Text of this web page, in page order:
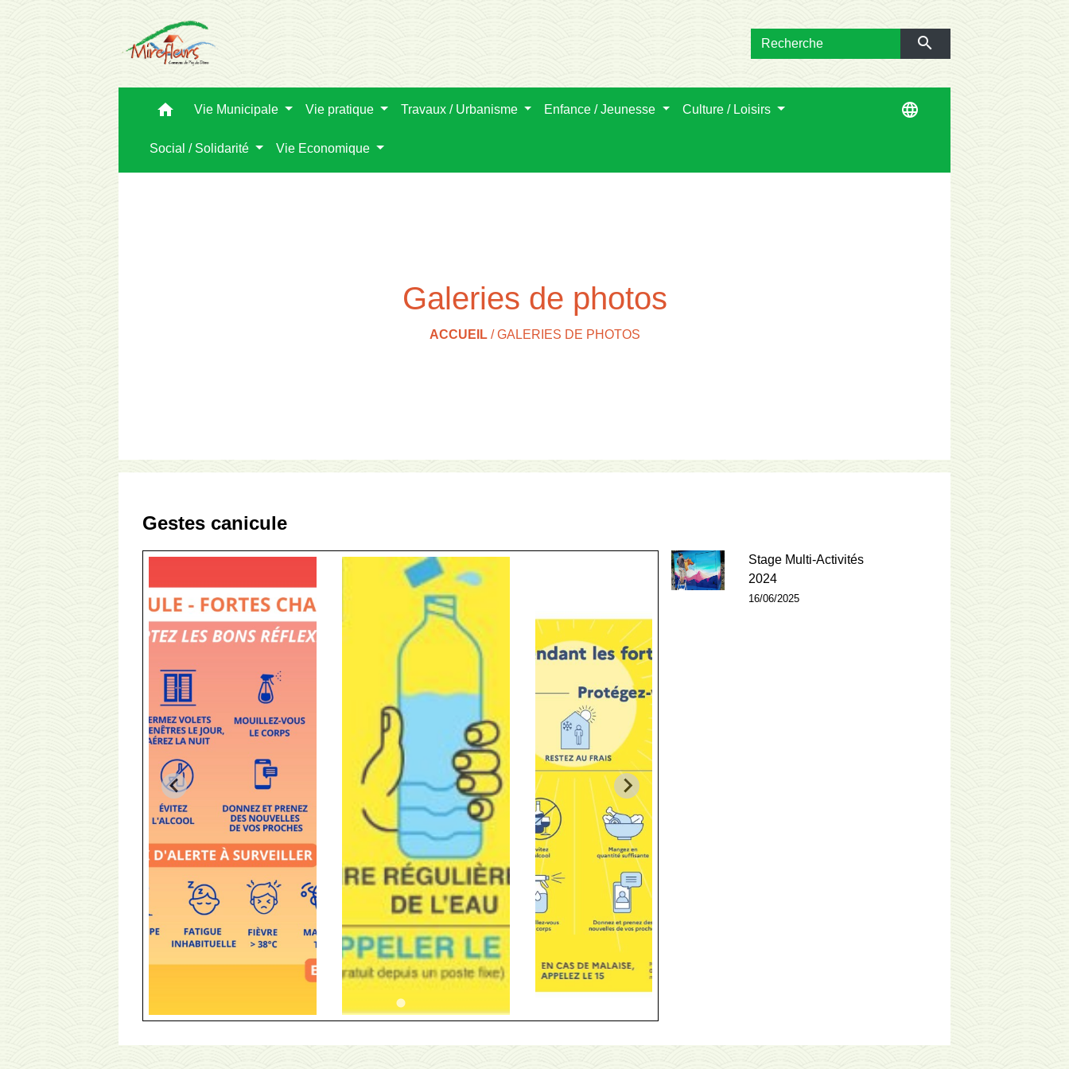
search
home Vie Municipale Vie pratique Travaux / Urbanisme Enfance / Jeunesse Culture / Loisirs
Social / Solidarité Vie Economique
language
Galeries de photos
ACCUEIL/GALERIES DE PHOTOS
Gestes canicule
Stage Multi-Activités
2024
16/06/2025